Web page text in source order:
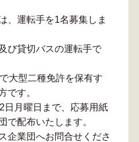
、運転手を1名募集しま
び貸切バスの運転手で
大型二種免許を保有す
です。
日月曜日まで、応募用紙
で配布いたします。
企業団へお問合せくださ